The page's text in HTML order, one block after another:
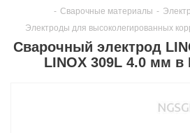
- Сварочные материалы -
Электроды для высоколегированных
Сварочный электрод
LINOX 309L 4.0 мм в